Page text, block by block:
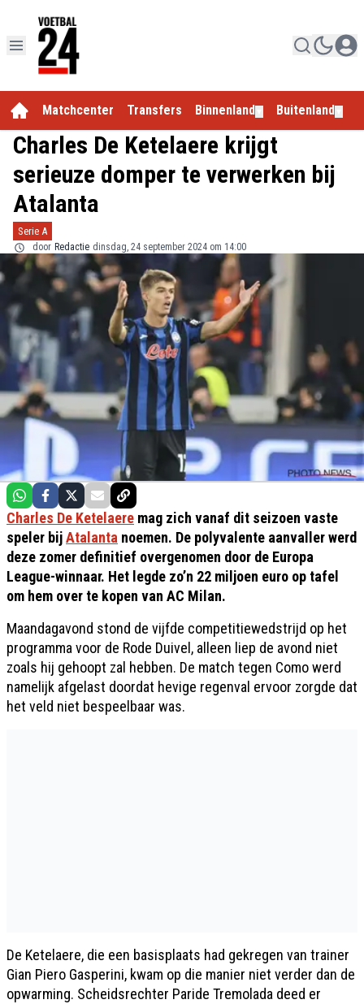
Matchcenter Transfers Binnenland Buitenland
Charles De Ketelaere krijgt
serieuze domper te verwerken bij
Atalanta
Serie A
door Redactie dinsdag, 24 september 2024 om 14:00
Charles De Ketelaere mag zich vanaf dit seizoen vaste
speler bijAtalanta noemen. De polyvalente aanvaller werd
deze zomer definitief overgenomen door de Europa
League-winnaar. Het legde zo’n 22 miljoen euro op tafel
om hem over te kopen van AC Milan.
Maandagavond stond de vijfde competitiewedstrijd op het
programma voor de Rode Duivel, alleen liep de avond niet
zoals hij gehoopt zal hebben. De match tegen Como werd
namelijk afgelast doordat hevige regenval ervoor zorgde dat
het veld niet bespeelbaar was.
De Ketelaere, die een basisplaats had gekregen van trainer
Gian Piero Gasperini, kwam op die manier niet verder dan de
opwarming. Scheidsrechter Paride Tremolada deed er